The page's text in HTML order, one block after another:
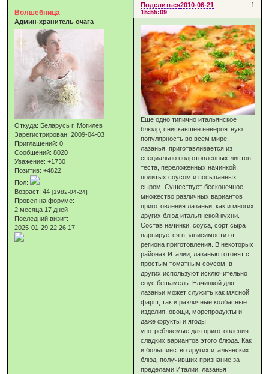
Поделиться 1
2010-06-21
15:55:09
Волшебница
Админ-хранитель очага
Откуда: Беларусь г. Могилев
Зарегистрирован: 2009-04-03
Приглашений: 0
Сообщений: 8020
Уважение: +1730
Позитив: +4822
Пол:
Возраст: 44[1982-04-24]
Провел на форуме:
2 месяца 17 дней
Последний визит:
2025-01-29 22:26:17
Еще одно типично итальянское
блюдо, снискавшее невероятную
популярность во всем мире,
лазанья, приготавливается из
специально подготовленных листов
теста, переложенных начинкой,
политых соусом и посыпанных
сыром. Существует бесконечное
множество различных вариантов
приготовления лазаньи, как и многих
других блюд итальянской кухни.
Состав начинки, соуса, сорт сыра
варьируется в зависимости от
региона приготовления. В некоторых
районах Италии, лазанью готовят с
простым томатным соусом, в
других используют исключительно
соус бешамель. Начинкой для
лазаньи может служить как мясной
фарш, так и различные колбасные
изделия, овощи, морепродукты и
даже фрукты и ягоды,
употребляемые для приготовления
сладких вариантов этого блюда. Как
и большинство других итальянских
блюд, получивших признание за
пределами Италии, лазанья